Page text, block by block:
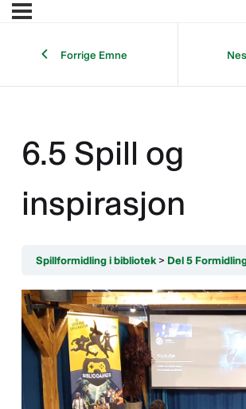
Forrige Emne
6.5 Spill og
inspirasjon
Spillformidling i bibliotek Del 5